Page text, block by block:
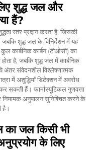
शुद्ध जल और
हैं?
स्तर प्रदान करता है, जिसकी
शुद्ध जल के विनिर्देशन में यह
कार्बनिक कार्बन (टीओसी) का
है, जबकि शुद्ध जल में कार्बनिक
अंतर संवेदनशील विश्लेषणात्मक
में अशुद्धियाँ डिटेक्शन में अवरोध
सकती हैं। फार्मास्यूटिकल गुणवत्ता
नियामक अनुपालन सुनिश्चित करने के
है।
का जल किसी भी
के लिए